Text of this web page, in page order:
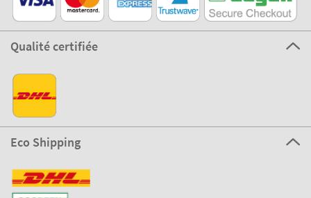
Qualité certifiée
Eco Shipping